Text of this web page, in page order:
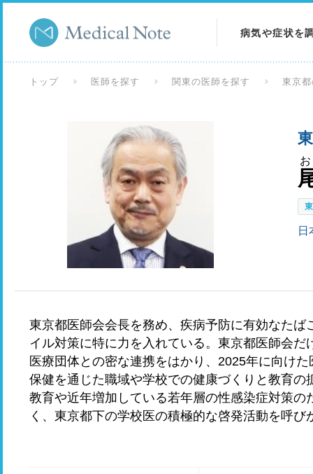
病気や症状を
検査を調べる
トップ 医師を探す 関東の医師を探す 東京
日
東京都医師会会長を務め、疾病予防に有効なた
イル対策に特に力を入れている。東京都医師会
医療団体との密な連携をはかり、2025年に向け
保健を通じた職域や学校での健康づくりと教育
教育や近年増加している若年層の性感染症対策
く、東京都下の学校医の積極的な啓発活動を呼び